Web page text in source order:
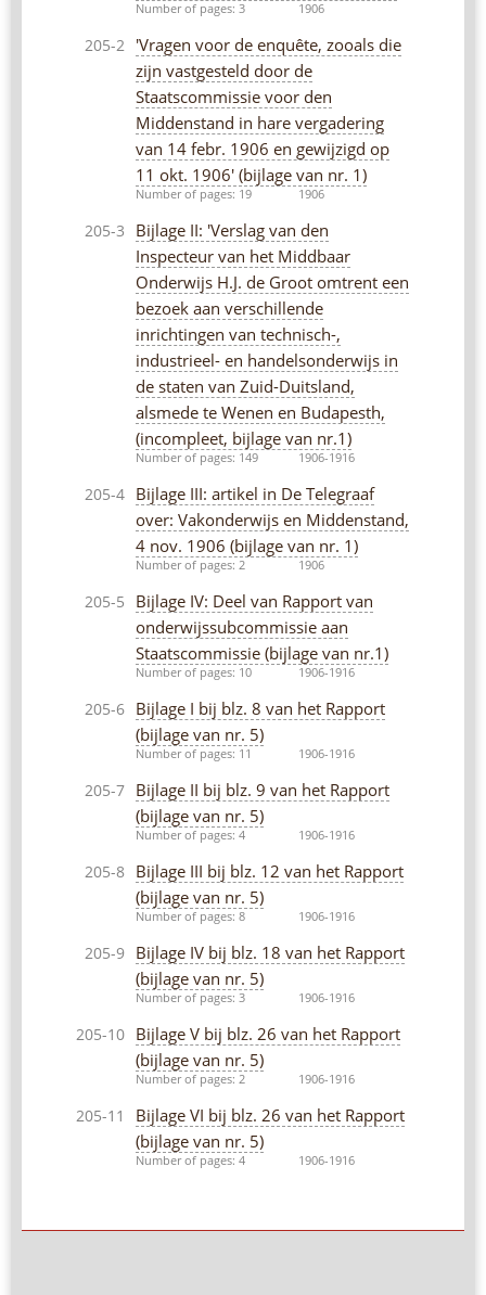
Number of pages: 3 1906
205-2
'Vragen voor de enquête, zooals die
zijn vastgesteld door de
Staatscommissie voor den
Middenstand in hare vergadering
van 14 febr. 1906 en gewijzigd op
11 okt. 1906' (bijlage van nr. 1)
Number of pages: 19 1906
205-3
Bijlage II: 'Verslag van den
Inspecteur van het Middbaar
Onderwijs H.J. de Groot omtrent een
bezoek aan verschillende
inrichtingen van technisch-,
industrieel- en handelsonderwijs in
de staten van Zuid-Duitsland,
alsmede te Wenen en Budapesth,
(incompleet, bijlage van nr.1)
Number of pages: 149 1906-1916
205-4
Bijlage III: artikel in De Telegraaf
over: Vakonderwijs en Middenstand,
4 nov. 1906 (bijlage van nr. 1)
Number of pages: 2 1906
205-5
Bijlage IV: Deel van Rapport van
onderwijssubcommissie aan
Staatscommissie (bijlage van nr.1)
Number of pages: 10 1906-1916
205-6
Bijlage I bij blz. 8 van het Rapport
(bijlage van nr. 5)
Number of pages: 11 1906-1916
205-7
Bijlage II bij blz. 9 van het Rapport
(bijlage van nr. 5)
Number of pages: 4 1906-1916
205-8
Bijlage III bij blz. 12 van het Rapport
(bijlage van nr. 5)
Number of pages: 8 1906-1916
205-9
Bijlage IV bij blz. 18 van het Rapport
(bijlage van nr. 5)
Number of pages: 3 1906-1916
205-10
Bijlage V bij blz. 26 van het Rapport
(bijlage van nr. 5)
Number of pages: 2 1906-1916
205-11
Bijlage VI bij blz. 26 van het Rapport
(bijlage van nr. 5)
Number of pages: 4 1906-1916